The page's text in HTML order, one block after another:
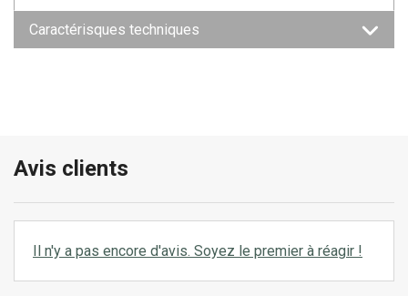
Caractérisques techniques
Avis clients
Il n'y a pas encore d'avis. Soyez le premier à réagir !